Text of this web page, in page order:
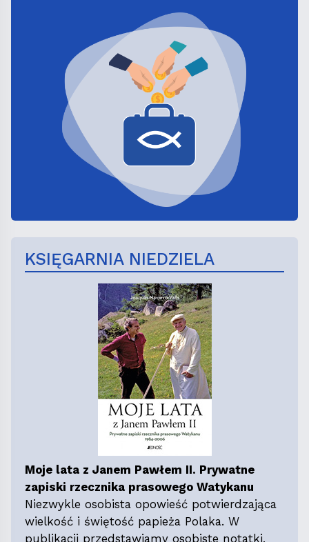
KSIĘGARNIA NIEDZIELA
Moje lata z Janem Pawłem II. Prywatne
zapiski rzecznika prasowego Watykanu
Niezwykle osobista opowieść potwierdzająca
wielkość i świętość papieża Polaka. W
publikacji przedstawiamy osobiste notatki,